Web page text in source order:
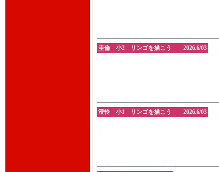
.
圭倫 小2 リンゴを描こう 2026.6/03
.
澄怜 小1 リンゴを描こう 2026.6/03
.